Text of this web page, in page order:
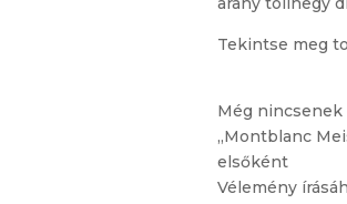
Tekintse meg
Még
„Montblanc
elsőként
Vélemény